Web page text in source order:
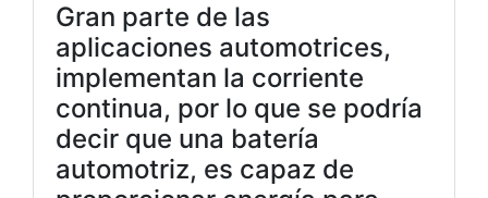
Gran parte de las
aplicaciones automotrices,
implementan la corriente
continua, por lo que se podría
decir que una batería
automotriz, es capaz de